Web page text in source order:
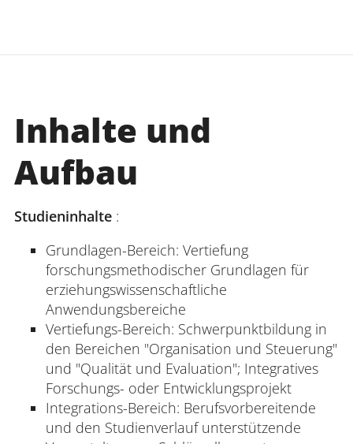
Inhalte und
Aufbau
Studieninhalte :
Grundlagen-Bereich: Vertiefung
forschungsmethodischer Grundlagen für
erziehungswissenschaftliche
Anwendungsbereiche
Vertiefungs-Bereich: Schwerpunktbildung in
den Bereichen "Organisation und Steuerung"
und "Qualität und Evaluation"; Integratives
Forschungs- oder Entwicklungsprojekt
Integrations-Bereich: Berufsvorbereitende
und den Studienverlauf unterstützende